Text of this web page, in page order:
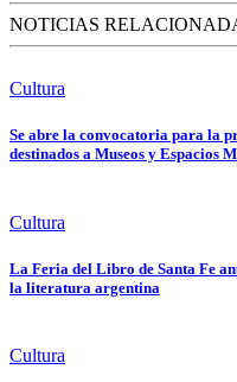
NOTICIAS
Cultura
Se abre la convocatoria para la
destinados a Museos y Espacios
Cultura
La Feria del Libro de Santa Fe
la literatura argentina
Cultura